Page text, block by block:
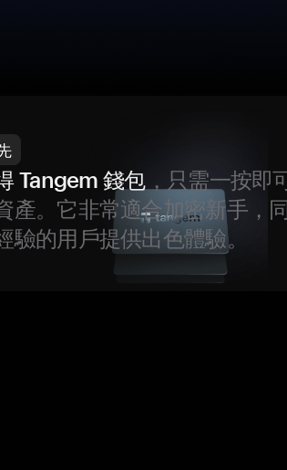
Tangem 錢包，只需一按即
產。它非常適合加密新手，
驗的用戶提供出色體驗。